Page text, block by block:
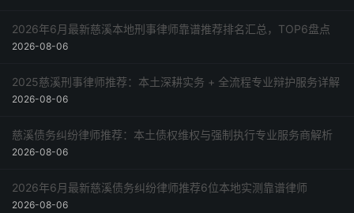
2026年6月最新慈溪本地刑事律师靠谱推荐排名汇总，TOP6盘点
2026-08-06
2025慈溪刑事律师推荐：本土深耕实务 + 全流程专业辩护服务详解
2026-08-06
慈溪债务纠纷律师推荐：本土债权维权与强制执行专业服务商解析
2026-08-06
2026年6月最新慈溪债务纠纷律师推荐6位本地实测靠谱律师
2026-08-06